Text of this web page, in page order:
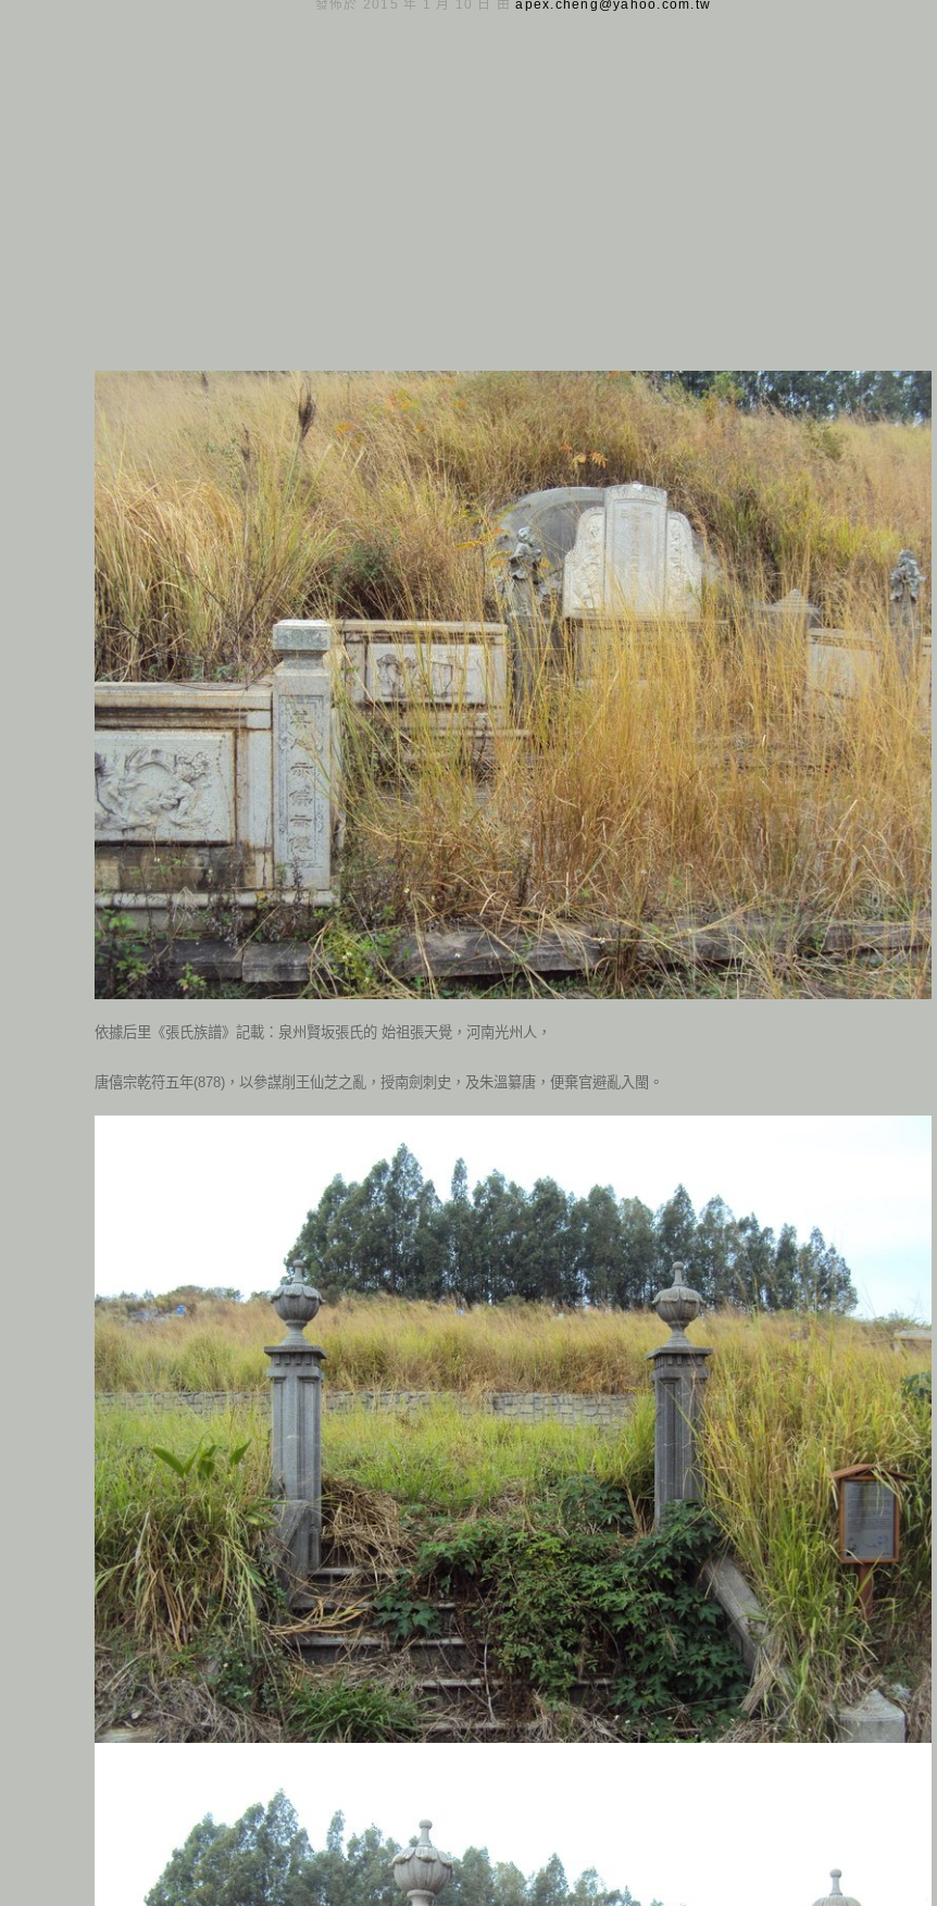
發佈於 2015 年 1 月 10 日 由apex.cheng@yahoo.com.tw
依據后里《張氏族譜》記載：泉州賢坂張氏的 始祖張天覺，河南光州人，
唐僖宗乾符五年(878)，以參謀削王仙芝之亂，授南劍刺史，及朱溫纂唐，便棄官避亂入閩。